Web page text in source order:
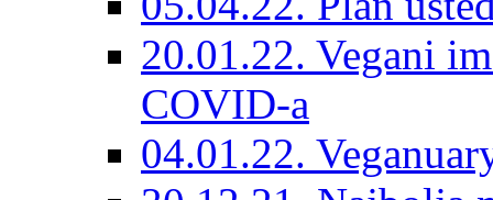
20.01.22. Vegani
COVID-a
04.01.22.